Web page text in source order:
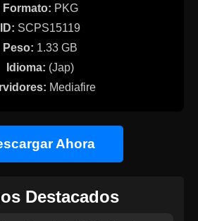
Formato: PKG
ID: SCPS15119
Peso: 1.33 GB
Idioma: (Jap)
Mediafire
Ahora
Destacados